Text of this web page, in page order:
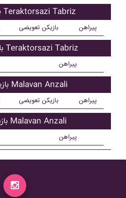
بازیکنان اصلی Teraktorsazi Tabriz
بازیکن تعویضی پیراهن
بازیکن تعویضی Teraktorsazi Tabriz
پیراهن
بازیکنان اصلی Malavan Anzali
بازیکن تعویضی پیراهن
بازیکن ذحیره Malavan Anzali
پیراهن